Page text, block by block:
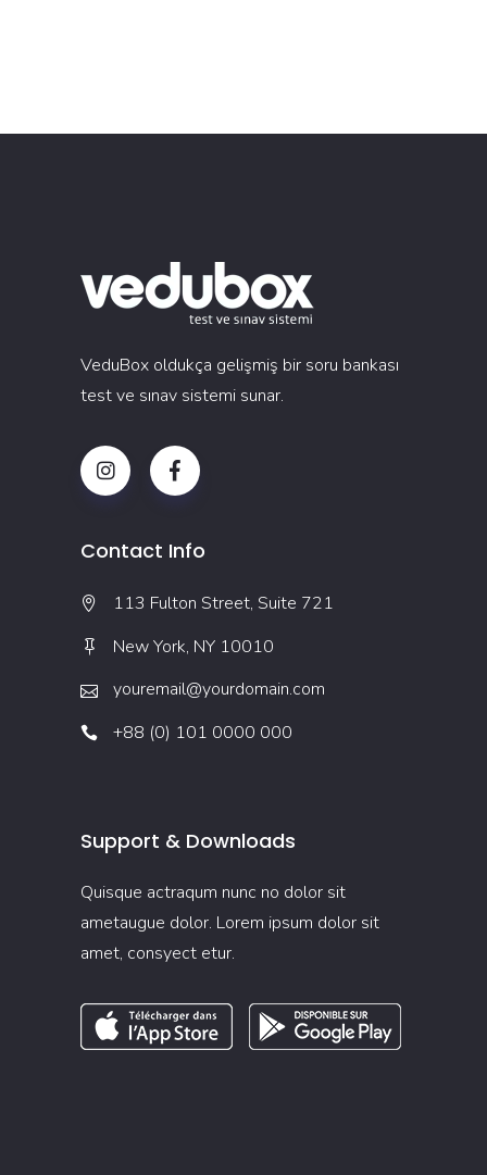
VeduBox oldukça gelişmiş bir soru bankası
test ve sınav sistemi sunar.
Contact Info
113 Fulton Street, Suite 721
New York, NY 10010
youremail@yourdomain.com
+88 (0) 101 0000 000
Support & Downloads
Quisque actraqum nunc no dolor sit
ametaugue dolor. Lorem ipsum dolor sit
amet, consyect etur.